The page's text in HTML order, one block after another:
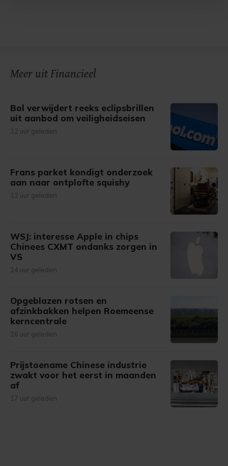
Meer uit Financieel
Bol verwijdert reeks eclipsbrillen
uit aanbod om veiligheidseisen
12 uur geleden
Frans parket kondigt onderzoek
aan naar ontplofte squishy
12 uur geleden
WSJ: interesse Apple in chips
Chinees CXMT ondanks zorgen in
VS
14 uur geleden
Opgeblazen rotsen en
afzinkbakken helpen Roemeense
kerncentrale
16 uur geleden
Prijstoename Chinese industrie
zwakt voor het eerst in maanden
af
17 uur geleden